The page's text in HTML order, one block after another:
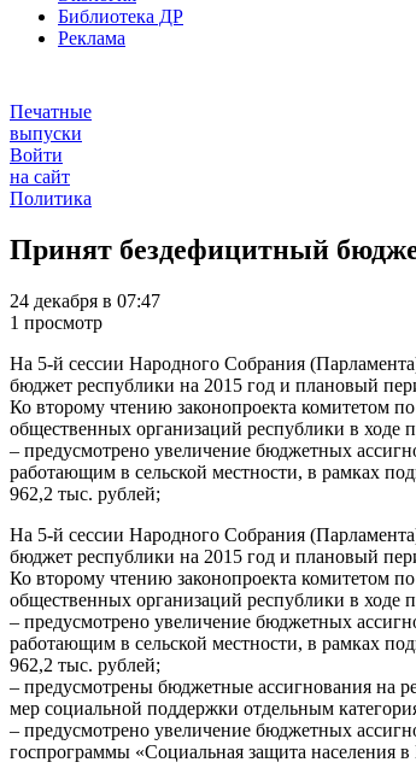
Библиотека ДР
Реклама
Печатные
выпуски
Войти
на сайт
Политика
Принят бездефицитный
24 декабря в 07:47
1 просмотр
На 5-й сессии Народного Собрания
бюджет республики на 2015 год и плановый
Ко второму чтению законопроекта комитетом
общественных организаций республики в
– предусмотрено увеличение бюджетных
работающим в сельской местности, в рамках
962,2 тыс. рублей;
На 5-й сессии Народного Собрания
бюджет республики на 2015 год и плановый
Ко второму чтению законопроекта комитетом
общественных организаций республики в
– предусмотрено увеличение бюджетных
работающим в сельской местности, в рамках
962,2 тыс. рублей;
– предусмотрены бюджетные ассигнования на
мер социальной поддержки отдельным
– предусмотрено увеличение бюджетных
госпрограммы «Социальная защита населения